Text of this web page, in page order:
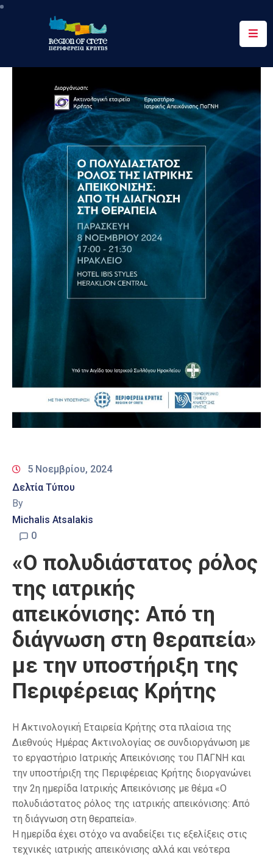
Περιφέρεια
Ψηφιακές
Υπηρεσίες
Επικοινωνία
5 Νοεμβρίου, 2024
Δελτία Τύπου
By
Michalis Atsalakis
0
«Ο πολυδιάστατος ρόλος
της ιατρικής
απεικόνισης: Από τη
διάγνωση στη θεραπεία»
με την υποστήριξη της
Περιφέρειας Κρήτης
H Ακτινολογική Εταιρεία Κρήτης στα πλαίσια της
Διεθνούς Ημέρας Ακτινολογίας σε συνδιοργάνωση με
το εργαστήριο Ιατρικής Απεικόνισης του ΠΑΓΝΗ και
την υποστήριξη της Περιφέρειας Κρήτης διοργανώνει
την 2η ημερίδα Ιατρικής Απεικόνισης με θέμα «Ο
πολυδιάστατος ρόλος της ιατρικής απεικόνισης: Από
τη διάγνωση στη θεραπεία».
Η ημερίδα έχει στόχο να αναδείξει τις εξελίξεις στις
τεχνικές ιατρικής απεικόνισης αλλά και νεότερα